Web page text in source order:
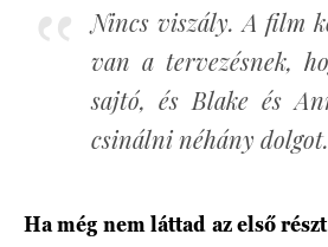
Nincs viszály. A film
van a tervezésnek,
sajtó, és Blake és
csinálni néhány dolgot.
Ha még nem láttad az első